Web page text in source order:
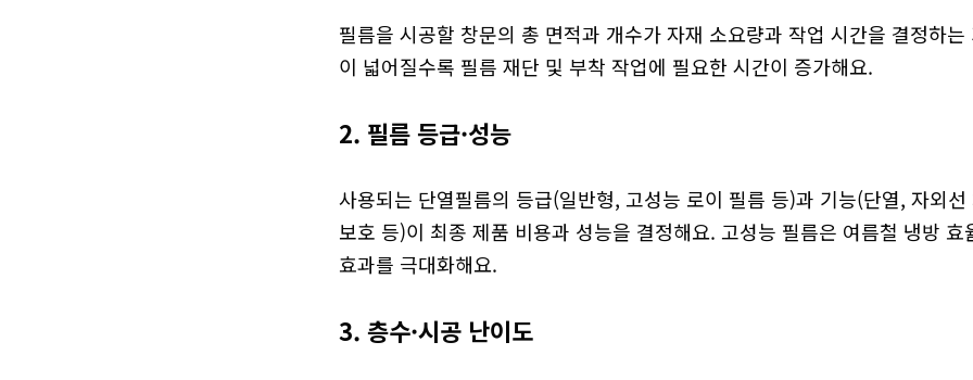
필름을 시공할 창문의 총 면적과 개수가 자재 소요량과 작업 시간을 결정하는
이 넓어질수록 필름 재단 및 부착 작업에 필요한 시간이 증가해요.
2. 필름 등급·성능
사용되는 단열필름의 등급(일반형, 고성능 로이 필름 등)과 기능(단열, 자외선
보호 등)이 최종 제품 비용과 성능을 결정해요. 고성능 필름은 여름철 냉방 효
효과를 극대화해요.
3. 층수·시공 난이도